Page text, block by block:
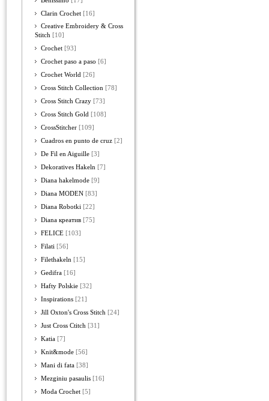
Clarin Crochet [16]
Creative Embroidery & Cross
Stitch [10]
Crochet [93]
Crochet paso a paso [6]
Crochet World [26]
Cross Stitch Collection [78]
Cross Stitch Crazy [73]
Cross Stitch Gold [108]
CrossStitcher [109]
Cuadros en punto de cruz [2]
De Fil en Aiguille [3]
Dekoratives Hakeln [7]
Diana hakelmode [9]
Diana MODEN [83]
Diana Robotki [22]
Diana креатив [75]
FELICE [103]
Filati [56]
Filethakeln [15]
Gedifra [16]
Hafty Polskie [32]
Inspirations [21]
Jill Oxton's Cross Stitch [24]
Just Cross Ctitch [31]
Katia [7]
Knit&mode [56]
Mani di fata [38]
Mezginiu pasaulis [16]
Moda Crochet [5]